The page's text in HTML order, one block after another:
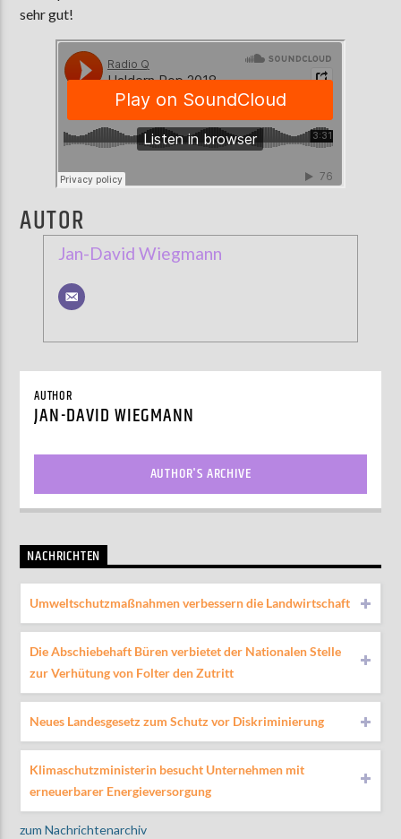
sehr gut!
AUTOR
Jan-David Wiegmann
AUTHOR
JAN-DAVID WIEGMANN
AUTHOR'S ARCHIVE
NACHRICHTEN
Umweltschutzmaßnahmen verbessern die Landwirtschaft
Die Abschiebehaft Büren verbietet der Nationalen Stelle
zur Verhütung von Folter den Zutritt
Neues Landesgesetz zum Schutz vor Diskriminierung
Klimaschutzministerin besucht Unternehmen mit
erneuerbarer Energieversorgung
zum Nachrichtenarchiv